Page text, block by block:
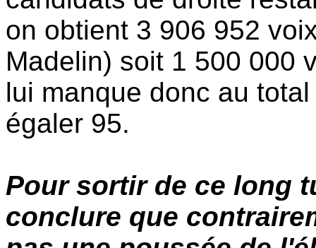
on obtient 3 906 952
Madelin) soit 1 500 000
lui manque donc au
égaler 95.
Pour sortir de ce long
conclure que